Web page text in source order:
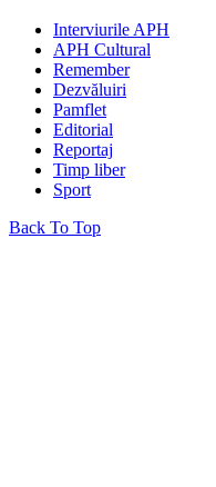
Interviurile APH
APH Cultural
Remember
Dezvăluiri
Pamflet
Editorial
Reportaj
Timp liber
Sport
Back To Top